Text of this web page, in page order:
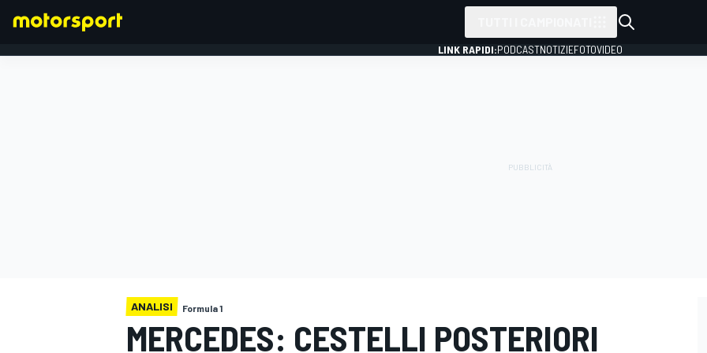
LINK RAPIDI:PODCASTNOTIZIEFOTOVIDEO
ANALISI Formula 1
MERCEDES: CESTELLI POSTERIORI